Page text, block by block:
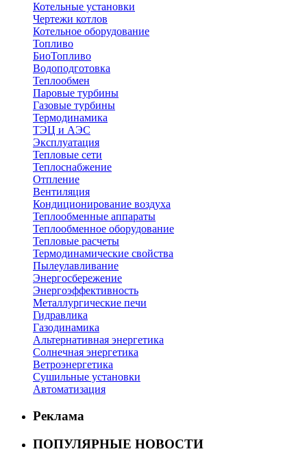
Котельные установки
Чертежи котлов
Котельное оборудование
Топливо
БиоТопливо
Водоподготовка
Теплообмен
Паровые турбины
Газовые турбины
Термодинамика
ТЭЦ и АЭС
Эксплуатация
Тепловые сети
Теплоснабжение
Отпление
Вентиляция
Кондиционирование воздуха
Теплообменные аппараты
Теплообменное оборудование
Тепловые расчеты
Термодинамические свойства
Пылеулавливание
Энергосбережение
Энергоэффективность
Металлургические печи
Гидравлика
Газодинамика
Альтернативная энергетика
Солнечная энергетика
Ветроэнергетика
Сушильные установки
Автоматизация
Реклама
ПОПУЛЯРНЫЕ НОВОСТИ